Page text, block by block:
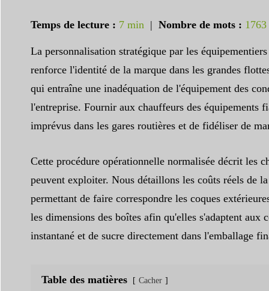
Temps de lecture : 7 min| Nombre de mots : 1763
La personnalisation stratégique par les
renforce l'identité de la marque dans les grandes
qui entraîne une inadéquation de l'équipement des
l'entreprise. Fournir aux chauffeurs des équipements
imprévus dans les gares routières et de fidéliser de
Cette procédure opérationnelle normalisée décrit les
peuvent exploiter. Nous détaillons les coûts réels de
permettant de faire correspondre les coques
les dimensions des boîtes afin qu'elles s'adaptent aux
instantané et de sucre directement dans l'emballage
Table des matières Cacher